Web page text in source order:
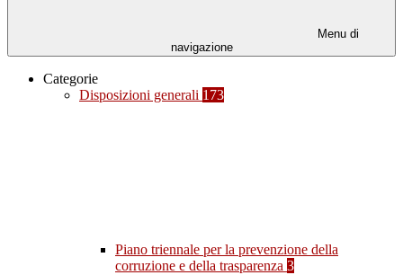
Menu di
navigazione
Categorie
Disposizioni generali 173
Piano triennale per la prevenzione della
corruzione e della trasparenza 3